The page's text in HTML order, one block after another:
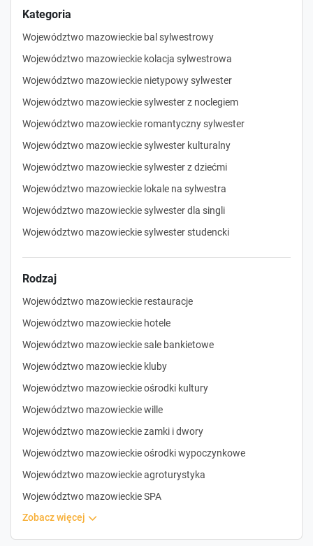
Kategoria
Województwo mazowieckie bal sylwestrowy
Województwo mazowieckie kolacja sylwestrowa
Województwo mazowieckie nietypowy sylwester
Województwo mazowieckie sylwester z noclegiem
Województwo mazowieckie romantyczny sylwester
Województwo mazowieckie sylwester kulturalny
Województwo mazowieckie sylwester z dziećmi
Województwo mazowieckie lokale na sylwestra
Województwo mazowieckie sylwester dla singli
Województwo mazowieckie sylwester studencki
Rodzaj
Województwo mazowieckie restauracje
Województwo mazowieckie hotele
Województwo mazowieckie sale bankietowe
Województwo mazowieckie kluby
Województwo mazowieckie ośrodki kultury
Województwo mazowieckie wille
Województwo mazowieckie zamki i dwory
Województwo mazowieckie ośrodki wypoczynkowe
Województwo mazowieckie agroturystyka
Województwo mazowieckie SPA
zobacz więcej